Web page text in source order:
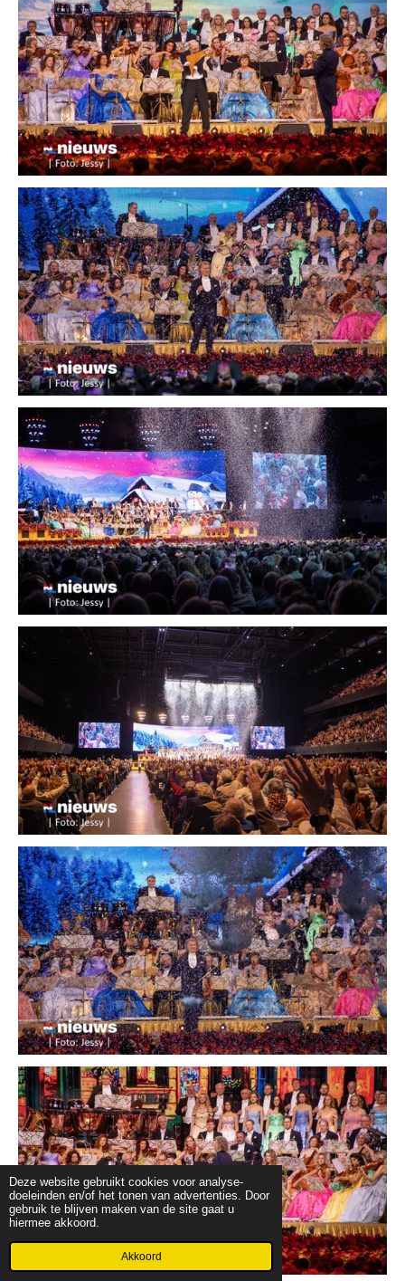
Deze website gebruikt cookies voor analyse-
doeleinden en/of het tonen van advertenties. Door
gebruik te blijven maken van de site gaat u
hiermee akkoord.
Akkoord